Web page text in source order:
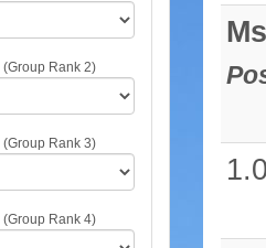
(Group Rank 2)
(Group Rank 3)
(Group Rank 4)